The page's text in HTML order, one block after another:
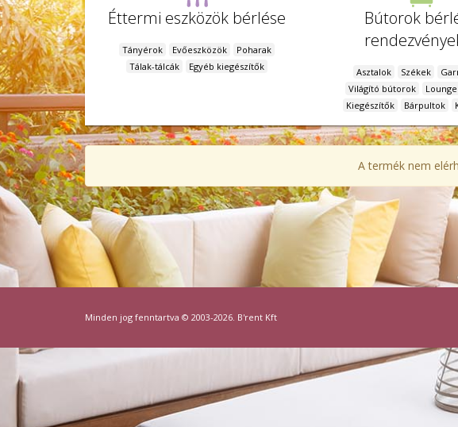
Éttermi eszközök bérlése
Tányérok Evőeszközök
Poharak
Tálak-tálcák
Egyéb kiegészítők
Bútorok
Asztalok Székek
Világító bútorok
Kiegészítők
Bárpultok
A termék nem
Minden jog fenntartva © 2003-2026. B'rent Kft